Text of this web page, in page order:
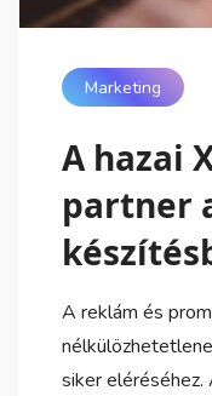
Marketing
A hazai
partner
A reklám és
siker